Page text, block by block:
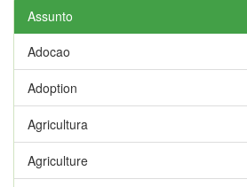
Assunto
Adocao
Adoption
Agricultura
Agriculture